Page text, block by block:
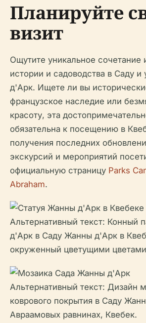
Планируйте
визит
Ощутите уникальное сочетание
истории и садоводства в Саду и
д'Арк. Ищете ли вы
французское наследие или
красоту, эта
обязательна к посещению в
получения последних
экскурсий и мероприятий
официальную страницу Parks
Abraham.
Альтернативный текст: Конный
д'Арк в Саду Жанны д'Арк в
окруженный цветущими
Альтернативный текст: Дизайн
коврового покрытия в Саду
Авраамовых равнинах, Квебек.